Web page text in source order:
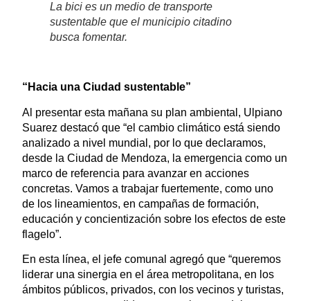
La bici es un medio de transporte
sustentable que el municipio citadino
busca fomentar.
“Hacia una Ciudad sustentable”
Al presentar esta mañana su plan ambiental, Ulpiano
Suarez destacó que “el cambio climático está siendo
analizado a nivel mundial, por lo que declaramos,
desde la Ciudad de Mendoza, la emergencia como un
marco de referencia para avanzar en acciones
concretas. Vamos a trabajar fuertemente, como uno
de los lineamientos, en campañas de formación,
educación y concientización sobre los efectos de este
flagelo”.
En esta línea, el jefe comunal agregó que “queremos
liderar una sinergia en el área metropolitana, en los
ámbitos públicos, privados, con los vecinos y turistas,